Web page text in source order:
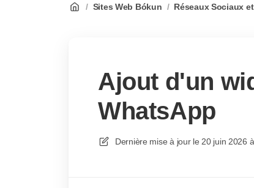
/ Sites Web Bókun / Réseaux Sociaux
Ajout d'un
WhatsApp
Dernière mise à jour le 20 juin 2026